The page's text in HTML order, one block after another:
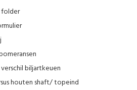
biljartkeuen
houten shaft/ topeind